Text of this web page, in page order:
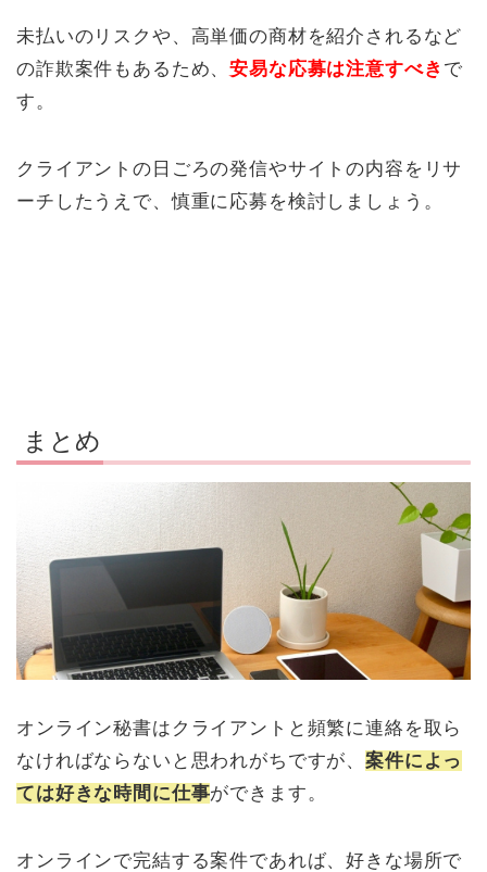
未払いのリスクや、高単価の商材を紹介されるなど
の詐欺案件もあるため、安易な応募は注意すべき で
す。
クライアントの日ごろの発信やサイトの内容をリサ
ーチしたうえで、慎重に応募を検討しましょう。
まとめ
オンライン秘書はクライアントと頻繁に連絡を取ら
なければならないと思われがちですが、案件によっ
ては好きな時間に仕事ができます。
オンラインで完結する案件であれば、好きな場所で